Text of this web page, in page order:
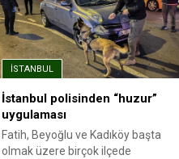
İSTANBUL
İstanbul polisinden “huzur”
uygulaması
Fatih, Beyoğlu ve Kadıköy başta
olmak üzere birçok ilçede